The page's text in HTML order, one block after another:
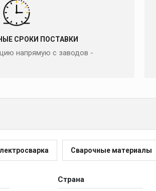
СРОКИ ПОСТАВКИ
напрямую с заводов -
Сварочные материалы
Страна